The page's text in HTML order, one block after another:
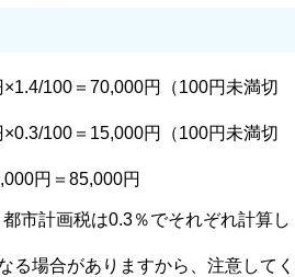
100＝70,000円（100円未満切
100＝15,000円（100円未満切
円＝85,000円
市計画税は0.3％でそれぞれ計算し
る場合がありますから、注意してく